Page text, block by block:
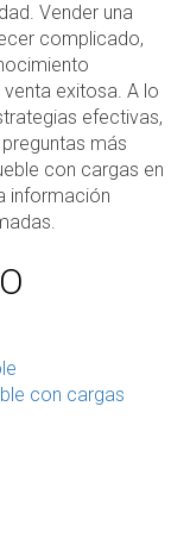
Vender una
complicado,
exitosa. A lo
efectivas,
más
con cargas en
información
con cargas